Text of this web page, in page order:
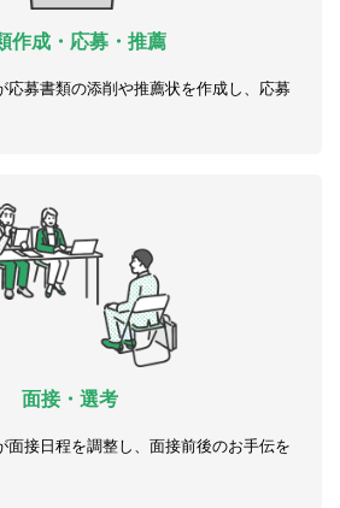
作成・応募・推薦
応募書類の添削や推薦状を作成し、応募
面接・選考
面接日程を調整し、面接前後のお手伝を